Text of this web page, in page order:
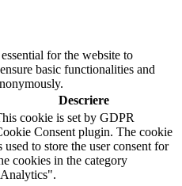
for the website to
basic functionalities and
Descriere
cookie is set by GDPR
Consent plugin. The cookie
used to store the user consent for
cookies in the category